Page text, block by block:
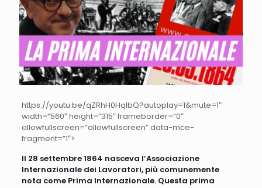
https://youtu.be/qZRhH0HqlbQ?autoplay=1&mute=1″
width=”560″ height=”315″ frameborder=”0″
allowfullscreen=”allowfullscreen” data-mce-
fragment=”1″>
Il 28 settembre 1864 nasceva l’Associazione
Internazionale dei Lavoratori, più comunemente
nota come Prima Internazionale. Questa prima